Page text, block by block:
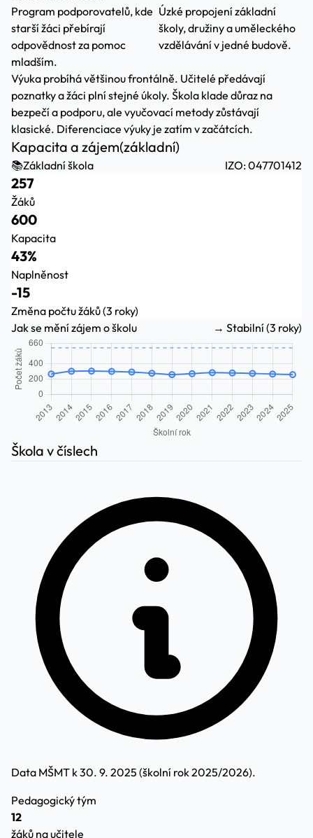
Program podporovatelů, kde
starší žáci přebírají
odpovědnost za pomoc
mladším.
Úzké propojení základní
školy, družiny a uměleckého
vzdělávání v jedné budově.
Výuka probíhá většinou frontálně. Učitelé předávají
poznatky a žáci plní stejné úkoly. Škola klade důraz na
bezpečí a podporu, ale vyučovací metody zůstávají
klasické. Diferenciace výuky je zatím v začátcích.
Kapacita a zájem(základní)
📚Základní škola IZO: 047701412
257
Žáků
600
Kapacita
43%
Naplněnost
-15
Změna počtu žáků (3 roky)
Jak se mění zájem o školu
→ Stabilní (3 roky)
Škola v číslech
Data MŠMT k 30. 9. 2025 (školní rok 2025/2026).
Pedagogický tým
12
žáků na učitele